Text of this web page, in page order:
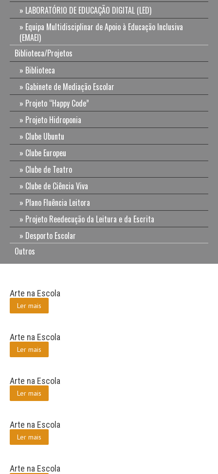
LABORATÓRIO DE EDUCAÇÃO DIGITAL (LED)
Equipa Multidisciplinar de Apoio à Educação Inclusiva
(EMAEI)
Biblioteca/Projetos
Biblioteca
Gabinete de Mediação Escolar
Projeto “Happy Code”
Projeto Hidroponia
Clube Ubuntu
Clube Europeu
Clube de Teatro
Clube de Ciência Viva
Plano Fluência Leitora
Projeto Reedecução da Leitura e da Escrita
Desporto Escolar
Outros
Arte na Escola
Ler mais
Arte na Escola
Ler mais
Arte na Escola
Ler mais
Arte na Escola
Ler mais
Arte na Escola